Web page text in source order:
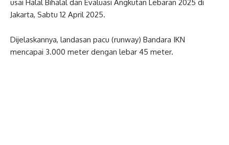
usai Halal Bihalal dan Evaluasi Angkutan Lebaran 2025 di
Jakarta, Sabtu 12 April 2025.
Dijelaskannya, landasan pacu (runway) Bandara IKN
mencapai 3.000 meter dengan lebar 45 meter.